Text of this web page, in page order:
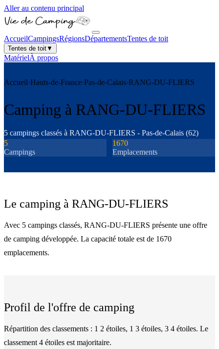
Aller au contenu principal
AccueilCampingsRégionsDépartementsTentes de toit
Tentes de toit▼
MatérielÀ propos
Accueil›Hauts-de-France›Pas-de-Calais›RANG-DU-FLIERS
Camping à RANG-DU-FLIERS
5 campings classés à RANG-DU-FLIERS - Pas-de-Calais (62)
5
Campings
1670
Emplacements
Le camping à RANG-DU-FLIERS
Avec 5 campings classés, RANG-DU-FLIERS présente une offre
de camping développée. La capacité totale est de 1670
emplacements.
Profil de l'offre de camping
Répartition des classements : 1 2 étoiles, 1 3 étoiles, 3 4 étoiles. Le
classement 4 étoiles est majoritaire.